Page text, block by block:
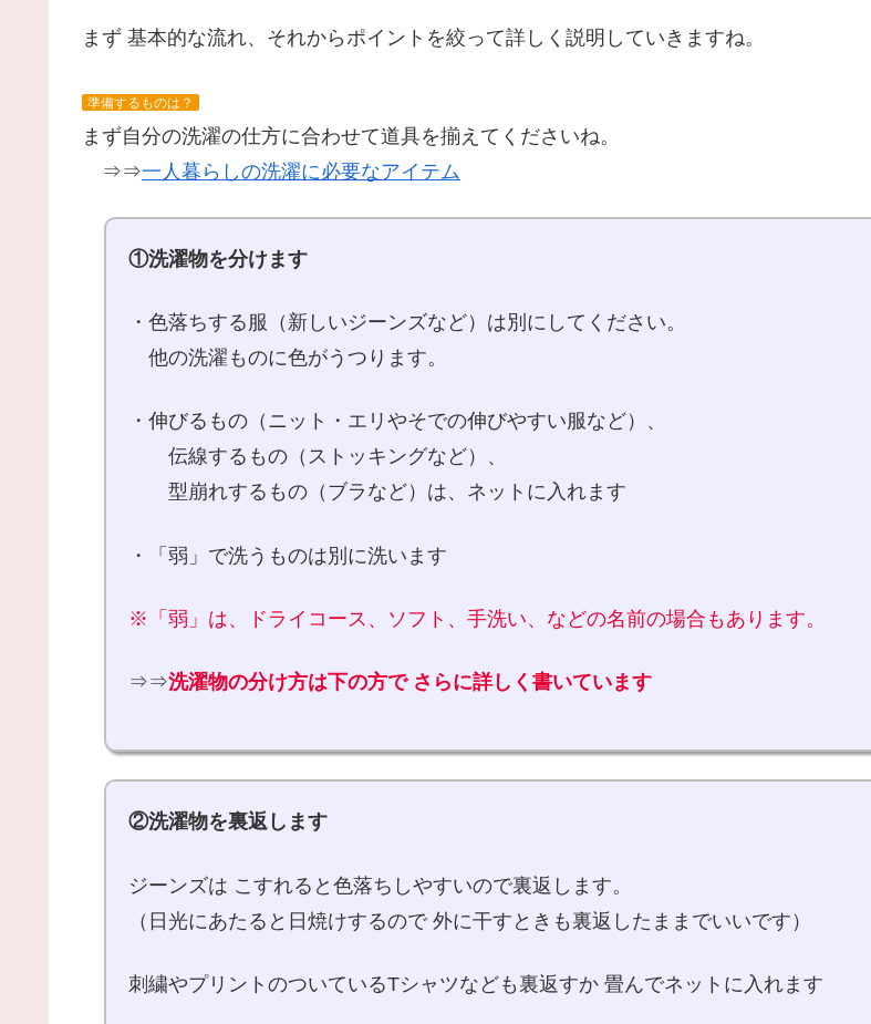
まず 基本的な流れ、それからポイントを絞って詳しく説明していきますね。
準備するものは？
まず自分の洗濯の仕方に合わせて道具を揃えてくださいね。
⇒⇒一人暮らしの洗濯に必要なアイテム
①洗濯物を分けます
・色落ちする服（新しいジーンズなど）は別にしてください。
他の洗濯ものに色がうつります。
・伸びるもの（ニット・エリやそでの伸びやすい服など）、
伝線するもの（ストッキングなど）、
型崩れするもの（ブラなど）は、ネットに入れます
・「弱」で洗うものは別に洗います
※「弱」は、ドライコース、ソフト、手洗い、などの名前の場合もあります。
⇒⇒洗濯物の分け方は下の方で さらに詳しく書いています
②洗濯物を裏返します
ジーンズは こすれると色落ちしやすいので裏返します。
（日光にあたると日焼けするので 外に干すときも裏返したままでいいです）
刺繍やプリントのついているTシャツなども裏返すか 畳んでネットに入れます